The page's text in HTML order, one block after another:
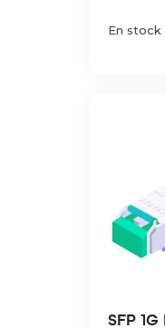
En stock
SFP